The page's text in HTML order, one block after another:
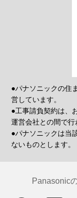
●パナソニックの住
営しています。
●工事請負契約は、
運営会社との間で行
●パナソニックは当
ないものとします。
Panasonic